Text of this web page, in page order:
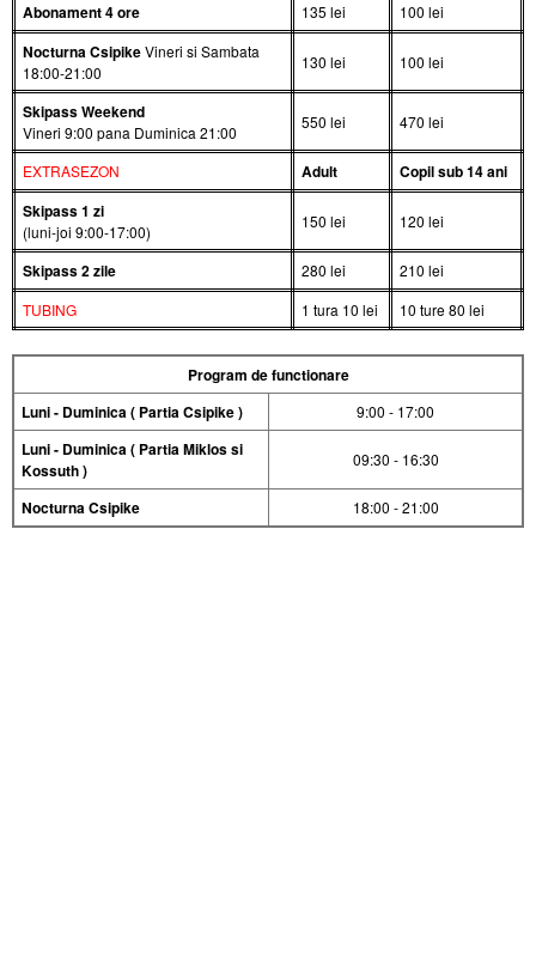
Abonament 4 ore 135 lei 100 lei
Nocturna CsipikeVineri si Sambata
18:00-21:00
130 lei 100 lei
Skipass Weekend
Vineri 9:00 pana Duminica 21:00
550 lei 470 lei
EXTRASEZON Adult
Copil sub 14 ani
Skipass 1 zi
(luni-joi 9:00-17:00)
150 lei 120 lei
Skipass 2 zile 280 lei
210 lei
TUBING
1 tura 10 lei 10 ture 80 lei
Program de functionare
Luni - Duminica ( Partia Csipike )
9:00 - 17:00
Luni - Duminica ( Partia Miklos si
Kossuth )
09:30 - 16:30
Nocturna Csipike 18:00 - 21:00